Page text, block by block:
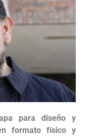
para diseño y
formato físico y